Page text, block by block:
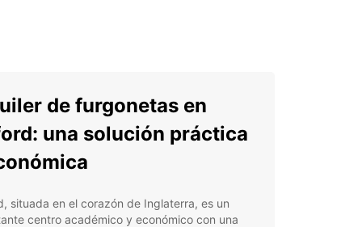
de furgonetas en
una solución práctica
situada en el corazón de Inglaterra, es un
centro académico y económico con una